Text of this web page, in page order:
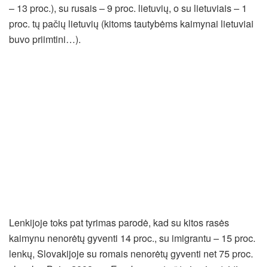
– 13 proc.), su rusais – 9 proc. lietuvių, o su lietuviais – 1
proc. tų pačių lietuvių (kitoms tautybėms kaimynai lietuviai
buvo priimtini…).
Lenkijoje toks pat tyrimas parodė, kad su kitos rasės
kaimynu nenorėtų gyventi 14 proc., su imigrantu – 15 proc.
lenkų, Slovakijoje su romais nenorėtų gyventi net 75 proc.